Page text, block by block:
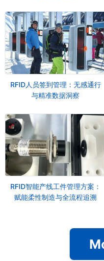
RFID人员签到管理：无感通行
与精准数据洞察
RFID智能产线工件管理方案：
赋能柔性制造与全流程追溯